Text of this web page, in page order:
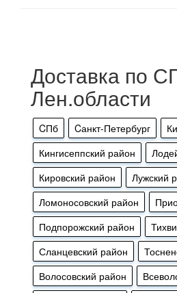
Доставка по
Лен.области
CПб Cанкт-Петербург
Кингисеппский район
Кировский район
Лужский
Ломоносовский район
Подпорожский район
Сланцевский район
Волосовский район